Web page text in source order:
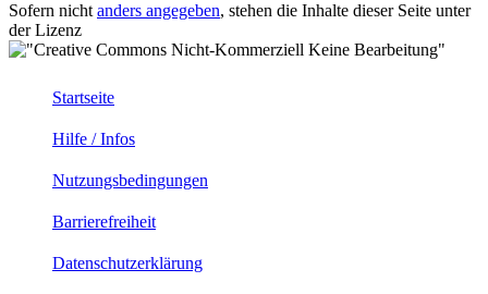
Sofern nichtanders angegeben, stehen die Inhalte dieser Seite unter
der Lizenz
Startseite
Hilfe / Infos
Nutzungsbedingungen
Barrierefreiheit
Datenschutzerklärung